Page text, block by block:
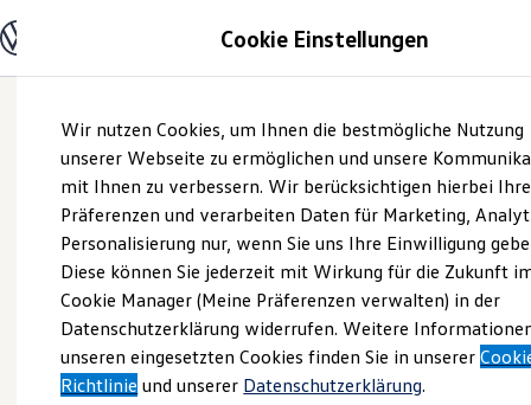
Hauptinhalt
springen
Footer
springen
Modelle und Konfigurator
Modelle vergleichen
Elektroautos
ENERGY Sondermodelle
Nutzfahrzeuge
SUV und CUV
Familienautos
Kombis
Kompaktwagen
Sportwagen
Schnell verfügbare Fahrzeuge
Angebote und Produkte
Aktuelle Angebote
E-Auto-Förderung
Volkswagen Marktplatz
Cookie Einstellungen
Wir nutzen Cookies, um Ihnen die bestmögliche Nutzung
unserer Webseite zu ermöglichen und unsere
mit Ihnen zu verbessern. Wir berücksichtigen hierbei Ihre
Präferenzen und verarbeiten Daten für Marketing,
Personalisierung nur, wenn Sie uns Ihre Einwilligung
Diese können Sie jederzeit mit Wirkung für die Zukunft
Cookie Manager (Meine Präferenzen verwalten) in der
Datenschutzerklärung widerrufen. Weitere
unseren eingesetzten Cookies finden Sie in unserer
Richtlinie und unserer Datenschutzerklärung.